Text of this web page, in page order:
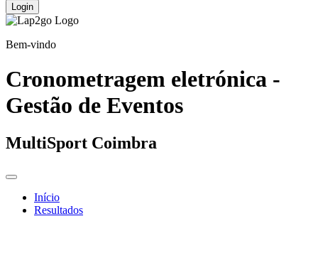
Login
Bem-vindo
Cronometragem eletrónica -
Gestão de Eventos
MultiSport Coimbra
Início
Resultados